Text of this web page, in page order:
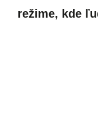
režime, kde